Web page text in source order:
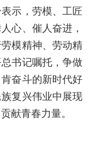
示，劳模、工匠
心、催人奋进，
模精神、劳动精
书记嘱托，争做
奋斗的新时代好
复兴伟业中展现
献青春力量。